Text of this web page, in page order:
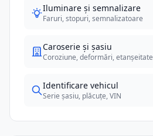
Iluminare și semnalizare
Faruri, stopuri, semnalizatoare
Caroserie și șasiu
Coroziune, deformări, etanșeitate
Identificare vehicul
Serie șasiu, plăcuțe, VIN